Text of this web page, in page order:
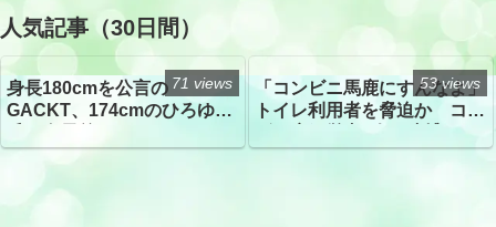
人気記事（30日間）
身長180cmを公言の
GACKT、174cmのひろゆき
トざわつき イベントでの写
71 views
「コンビニ馬鹿にすんなよ」
トイレ利用者を脅迫か コン
53 views